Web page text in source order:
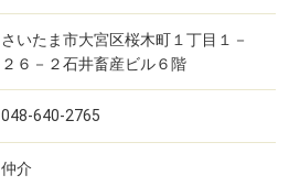
さいたま市大宮区桜木町１丁目１－
２６－２石井畜産ビル６階
048-640-2765
仲介